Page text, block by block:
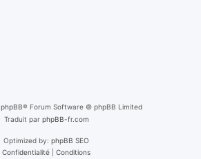
phpBB® Forum Software © phpBB Limited
Traduit par phpBB-fr.com
Optimized by: phpBB SEO
Confidentialité
Conditions